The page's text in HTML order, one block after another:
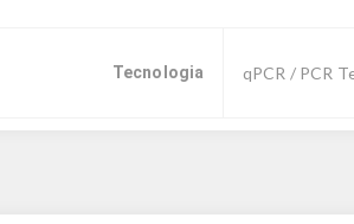
Tecnologia qPCR / PCR